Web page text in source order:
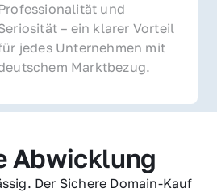
und
– ein klarer Vorteil
jedes Unternehmen mit
Marktbezug.
Abwicklung
Der Sichere Domain-Kauf